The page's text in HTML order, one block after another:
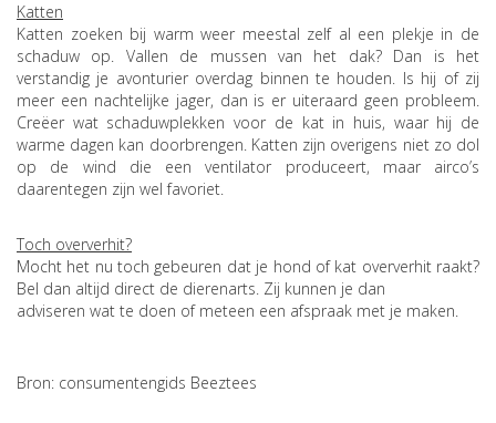
Katten
Katten zoeken bij warm weer meestal zelf al een plekje in de
schaduw op. Vallen de mussen van het dak? Dan is het
verstandig je avonturier overdag binnen te houden. Is hij of zij
meer een nachtelijke jager, dan is er uiteraard geen probleem.
Creëer wat schaduwplekken voor de kat in huis, waar hij de
warme dagen kan doorbrengen. Katten zijn overigens niet zo dol
op de wind die een ventilator produceert, maar airco’s
daarentegen zijn wel favoriet.
Toch oververhit?
Mocht het nu toch gebeuren dat je hond of kat oververhit raakt?
Bel dan altijd direct de dierenarts. Zij kunnen je dan
adviseren wat te doen of meteen een afspraak met je maken.
Bron: consumentengids Beeztees